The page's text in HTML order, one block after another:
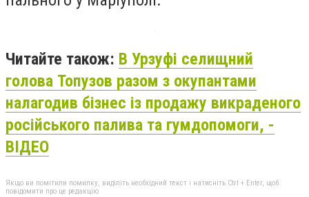
Читайте також: В Урзуфі селищний
голова Топузов разом з окупантами
налагодив бізнес із продажу викраденого
російського палива та гумдопомоги, -
ВІДЕО
Якщо ви помітили помилку, виділіть необхідний текст і натисніть Ctrl + Enter, щоб
повідомити про це редакцію